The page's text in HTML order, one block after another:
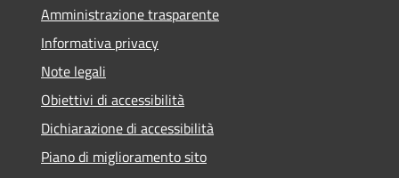
Amministrazione trasparente
Informativa privacy
Note legali
Obiettivi di accessibilità
Dichiarazione di accessibilità
Piano di miglioramento sito